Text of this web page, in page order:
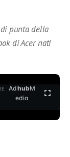
punta della
di Acer nati
AdhubM
edia